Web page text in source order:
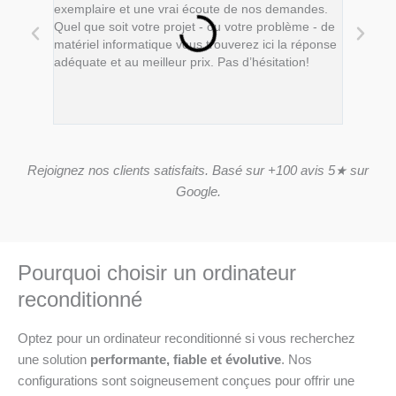
exemplaire et une vrai écoute de nos demandes.
Quel que soit votre projet - ou votre problème - de
matériel informatique vous trouverez ici la réponse
adéquate et au meilleur prix. Pas d’hésitation!
J’ai dû
Rejoignez nos clients satisfaits. Basé sur +100 avis 5★ sur
Google.
Pourquoi choisir un ordinateur
reconditionné
Optez pour un ordinateur reconditionné si vous recherchez
une solution performante, fiable et évolutive. Nos
configurations sont soigneusement conçues pour offrir une